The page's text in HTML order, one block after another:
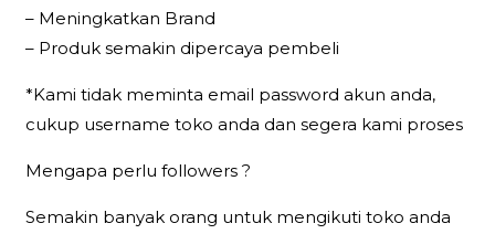
– Meningkatkan Brand
– Produk semakin dipercaya pembeli
*Kami tidak meminta email password akun anda,
cukup username toko anda dan segera kami proses
Mengapa perlu followers ?
Semakin banyak orang untuk mengikuti toko anda